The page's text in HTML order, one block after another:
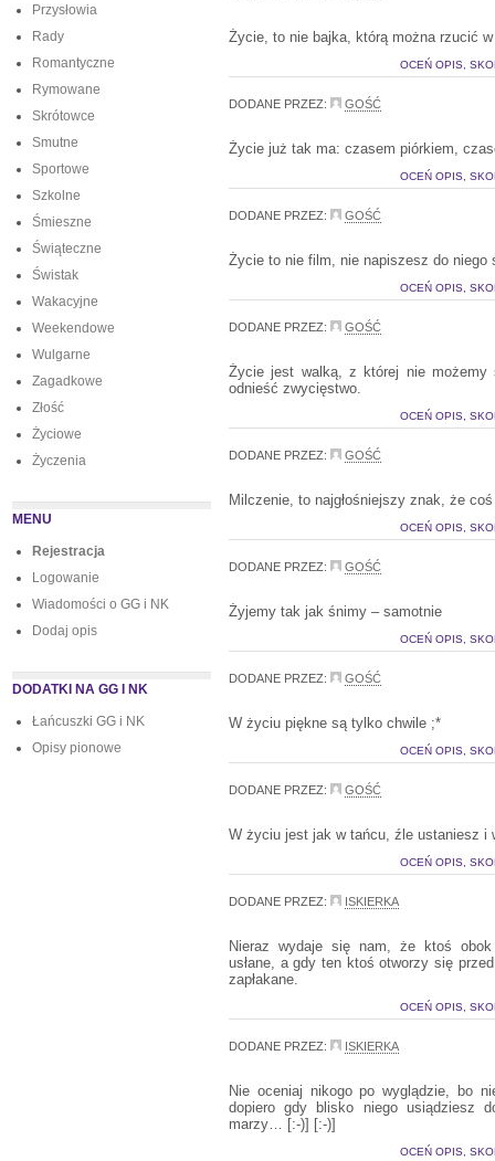
Przysłowia
Rady
Romantyczne
Rymowane
Skrótowce
Smutne
Sportowe
Szkolne
Śmieszne
Świąteczne
Świstak
Wakacyjne
Weekendowe
Wulgarne
Zagadkowe
Złość
Życiowe
Życzenia
MENU
Rejestracja
Logowanie
Wiadomości o GG i NK
Dodaj opis
DODATKI NA GG I NK
Łańcuszki GG i NK
Opisy pionowe
Życie, to nie bajka, którą można rzucić w
OCEŃ OPIS,
DODANE PRZEZ: GOŚĆ
Życie już tak ma: czasem piórkiem,
OCEŃ OPIS,
DODANE PRZEZ: GOŚĆ
Życie to nie film, nie napiszesz do
OCEŃ OPIS,
DODANE PRZEZ: GOŚĆ
Życie jest walką, z której nie
odnieść zwycięstwo.
OCEŃ OPIS,
DODANE PRZEZ: GOŚĆ
Milczenie, to najgłośniejszy znak, że
OCEŃ OPIS,
DODANE PRZEZ: GOŚĆ
Żyjemy tak jak śnimy – samotnie
OCEŃ OPIS,
DODANE PRZEZ: GOŚĆ
W życiu piękne są tylko chwile ;*
OCEŃ OPIS,
DODANE PRZEZ: GOŚĆ
W życiu jest jak w tańcu, źle ustaniesz i
OCEŃ OPIS,
DODANE PRZEZ: ISKIERKA
Nieraz wydaje się nam, że ktoś
usłane, a gdy ten ktoś otworzy się
zapłakane.
OCEŃ OPIS,
DODANE PRZEZ: ISKIERKA
Nie oceniaj nikogo po wyglądzie, bo
dopiero gdy blisko niego usiądziesz
marzy… [:-)] [:-)]
OCEŃ OPIS,